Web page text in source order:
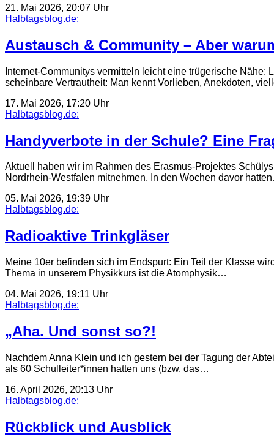
21. Mai 2026, 20:07 Uhr
Halbtagsblog.de:
Austausch & Community – Aber
Internet-Communitys vermitteln leicht eine trügerische
scheinbare Vertrautheit: Man kennt Vorlieben, Anekdoten,
17. Mai 2026, 17:20 Uhr
Halbtagsblog.de:
Handyverbote in der Schule? Eine
Aktuell haben wir im Rahmen des Erasmus-Projektes
Nordrhein-Westfalen mitnehmen. In den Wochen davor
05. Mai 2026, 19:39 Uhr
Halbtagsblog.de:
Radioaktive Trinkgläser
Meine 10er befinden sich im Endspurt: Ein Teil der Klasse
Thema in unserem Physikkurs ist die Atomphysik…
04. Mai 2026, 19:11 Uhr
Halbtagsblog.de:
„Aha. Und sonst so?!
Nachdem Anna Klein und ich gestern bei der Tagung der
als 60 Schulleiter*innen hatten uns (bzw. das…
16. April 2026, 20:13 Uhr
Halbtagsblog.de:
Rückblick und Ausblick